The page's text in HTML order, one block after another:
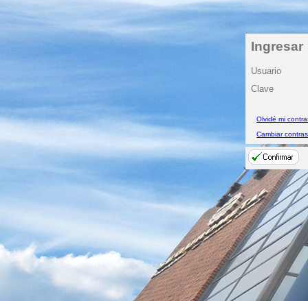
Ingresar
Usuario
Clave
Olvidé mi
Cambiar